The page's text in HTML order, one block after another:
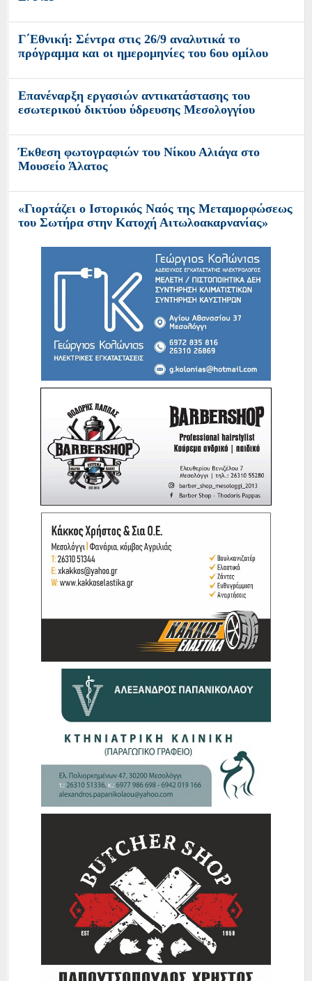
Γ΄Εθνική: Σέντρα στις 26/9 αναλυτικά το
πρόγραμμα και οι ημερομηνίες του 6ου ομίλου
Επανέναρξη εργασιών αντικατάστασης του
εσωτερικού δικτύου ύδρευσης Μεσολογγίου
Έκθεση φωτογραφιών του Νίκου Αλιάγα στο
Μουσείο Άλατος
«Γιορτάζει ο Ιστορικός Ναός της Μεταμορφώσεως
του Σωτήρα στην Κατοχή Αιτωλοακαρνανίας»